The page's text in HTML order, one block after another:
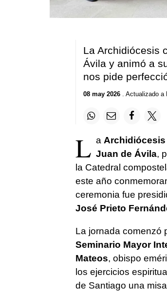
La Archidiócesis
Ávila y animó a
nos pide
08 may 2026. Actualizado a
L a Archidiócesis
Juan de Ávila,
la Catedral
este año
ceremonia fue
José Prieto
La jornada comenzó
Seminario Mayor
Mateos, obispo
los ejercicios
de Santiago una